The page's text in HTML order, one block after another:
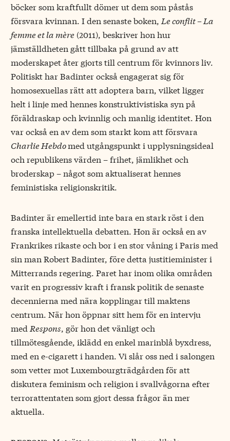
böcker som kraftfullt dömer ut dem som påstås
försvara kvinnan. I den senaste boken, Le conflit – La
femme et la mère (2011), beskriver hon hur
jämställdheten gått tillbaka på grund av att
moderskapet åter gjorts till centrum för kvinnors liv.
Politiskt har Badinter också engagerat sig för
homosexuellas rätt att adoptera barn, vilket ligger
helt i linje med hennes konstruktivistiska syn på
föräldraskap och kvinnlig och manlig identitet. Hon
var också en av dem som starkt kom att försvara
Charlie Hebdomed utgångspunkt i upplysningsideal
och republikens värden – frihet, jämlikhet och
broderskap – något som aktualiserat hennes
feministiska religionskritik.
Badinter är emellertid inte bara en stark röst i den
franska intellektuella debatten. Hon är också en av
Frankrikes rikaste och bor i en stor våning i Paris med
sin man Robert Badinter, före detta justitieminister i
Mitterrands regering. Paret har inom olika områden
varit en progressiv kraft i fransk politik de senaste
decennierna med nära kopplingar till maktens
centrum. När hon öppnar sitt hem för en intervju
med Respons, gör hon det vänligt och
tillmötesgående, iklädd en enkel marinblå byxdress,
med en e-cigarett i handen. Vi slår oss ned i salongen
som vetter mot Luxembourgträdgården för att
diskutera feminism och religion i svallvågorna efter
terrorattentaten som gjort dessa frågor än mer
aktuella.